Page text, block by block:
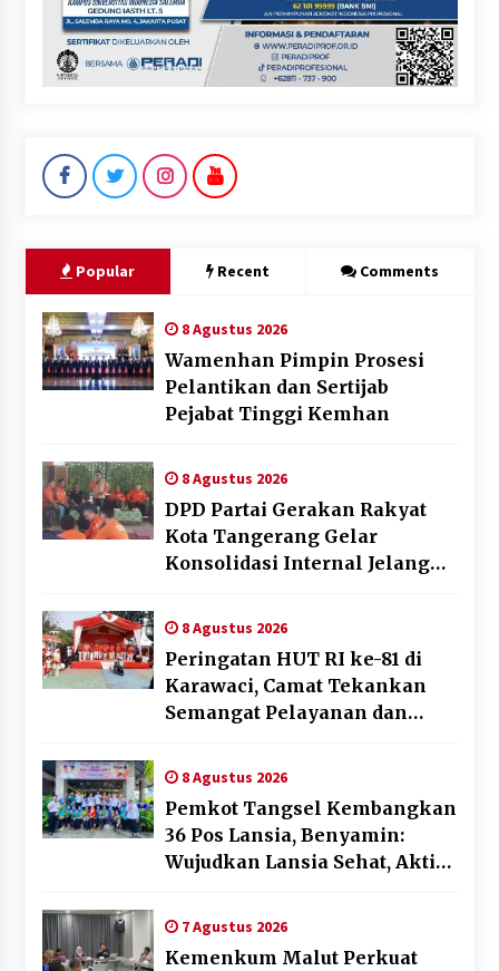
Popular Recent Comments
8 Agustus 2026
Wamenhan Pimpin Prosesi
Pelantikan dan Sertijab
Pejabat Tinggi Kemhan
8 Agustus 2026
DPD Partai Gerakan Rakyat
Kota Tangerang Gelar
Konsolidasi Internal Jelang
8 Agustus 2026
Peringatan HUT RI ke-81 di
Karawaci, Camat Tekankan
Semangat Pelayanan dan
8 Agustus 2026
Pemkot Tangsel Kembangkan
36 Pos Lansia, Benyamin:
Wujudkan Lansia Sehat, Aktif,
7 Agustus 2026
Kemenkum Malut Perkuat